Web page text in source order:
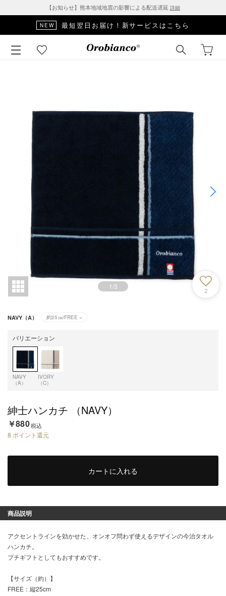
【お知らせ】熊本地域地震の影響による配送遅延 詳細
NEW 最短翌日お届け！新サービスはこちら
1/3
2
NAVY（A） 約25㎝/FREE ×
バリエーション
NAVY
（A）
IVORY
（C）
紳士ハンカチ （NAVY）
￥880税込
8 ポイント還元
カートに入れる
商品説明
アクセントラインを効かせた、オンオフ問わず使えるデザインの今治タオル
ハンカチ。
プチギフトとしてもおすすめです。
【サイズ（約）】
FREE：縦25cm